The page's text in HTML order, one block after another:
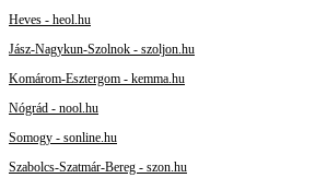
Heves - heol.hu
Jász-Nagykun-Szolnok - szoljon.hu
Komárom-Esztergom - kemma.hu
Nógrád - nool.hu
Somogy - sonline.hu
Szabolcs-Szatmár-Bereg - szon.hu